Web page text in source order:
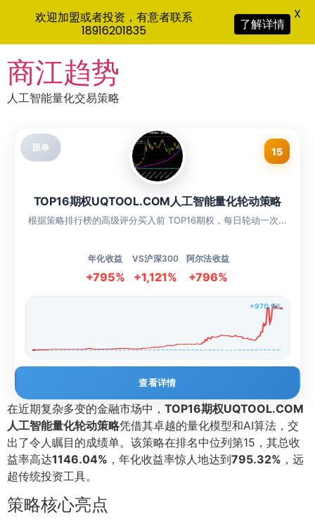
to
content
商江趋势
人工智能量化交易策略
跟单 15
TOP16期权UQTOOL.COM人工智能量化轮动策略
根据策略排行榜的高级评分买入前 TOP16期权，每日轮动一次...
年化收益
+795%
VS沪深300
+1,121%
阿尔法收益
+796%
+970.9%
查看详情
在近期复杂多变的金融市场中， TOP16期权UQTOOL.COM
人工智能量化轮动策略凭借其卓越的量化模型和AI算法，交
出了令人瞩目的成绩单。该策略在排名中位列第15，其总收
益率高达1146.04% ，年化收益率惊人地达到795.32% ，远
超传统投资工具。
策略核心亮点
欢迎加盟或者投资，有意者联系
18916201835
了解详情
X